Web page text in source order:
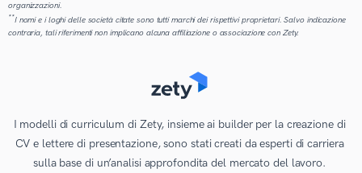
organizzazioni.
**I nomi e i loghi delle società citate sono tutti marchi dei rispettivi proprietari. Salvo indicazione
contraria, tali riferimenti non implicano alcuna affiliazione o associazione con Zety.
I modelli di curriculum di Zety, insieme ai builder per la creazione di
CV e lettere di presentazione, sono stati creati da esperti di carriera
sulla base di un’analisi approfondita del mercato del lavoro.